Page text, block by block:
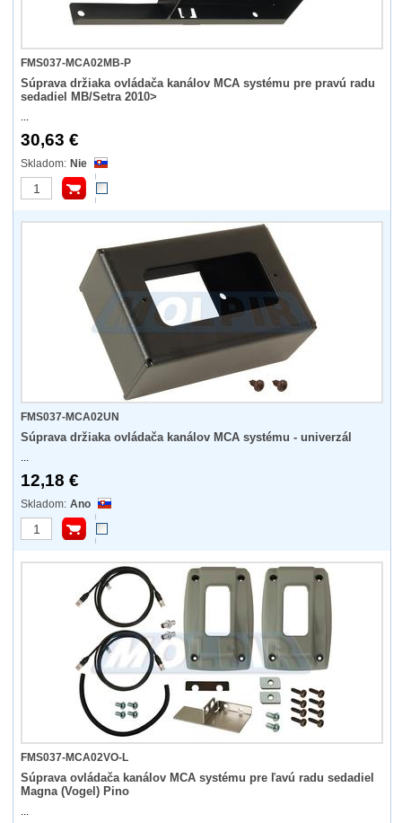
FMS037-MCA02MB-P
Súprava držiaka ovládača kanálov MCA systému pre pravú radu
sedadiel MB/Setra 2010>
...
30,63 €
Nie
FMS037-MCA02UN
Súprava držiaka ovládača kanálov MCA systému - univerzál
...
12,18 €
Ano
FMS037-MCA02VO-L
Súprava ovládača kanálov MCA systému pre ľavú radu sedadiel
Magna (Vogel) Pino
...